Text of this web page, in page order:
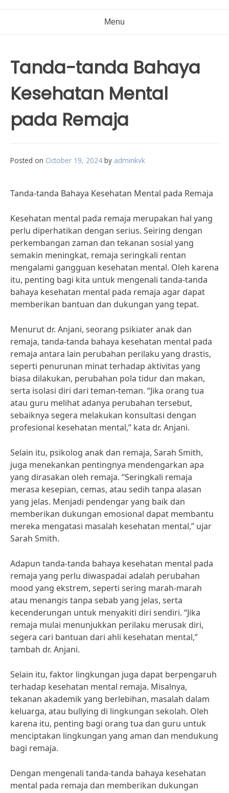
Menu
Tanda-tanda Bahaya
Kesehatan Mental
pada Remaja
Posted on October 19, 2024 by adminkvk
Tanda-tanda Bahaya Kesehatan Mental pada Remaja
Kesehatan mental pada remaja merupakan hal yang
perlu diperhatikan dengan serius. Seiring dengan
perkembangan zaman dan tekanan sosial yang
semakin meningkat, remaja seringkali rentan
mengalami gangguan kesehatan mental. Oleh karena
itu, penting bagi kita untuk mengenali tanda-tanda
bahaya kesehatan mental pada remaja agar dapat
memberikan bantuan dan dukungan yang tepat.
Menurut dr. Anjani, seorang psikiater anak dan
remaja, tanda-tanda bahaya kesehatan mental pada
remaja antara lain perubahan perilaku yang drastis,
seperti penurunan minat terhadap aktivitas yang
biasa dilakukan, perubahan pola tidur dan makan,
serta isolasi diri dari teman-teman. “Jika orang tua
atau guru melihat adanya perubahan tersebut,
sebaiknya segera melakukan konsultasi dengan
profesional kesehatan mental,” kata dr. Anjani.
Selain itu, psikolog anak dan remaja, Sarah Smith,
juga menekankan pentingnya mendengarkan apa
yang dirasakan oleh remaja. “Seringkali remaja
merasa kesepian, cemas, atau sedih tanpa alasan
yang jelas. Menjadi pendengar yang baik dan
memberikan dukungan emosional dapat membantu
mereka mengatasi masalah kesehatan mental,” ujar
Sarah Smith.
Adapun tanda-tanda bahaya kesehatan mental pada
remaja yang perlu diwaspadai adalah perubahan
mood yang ekstrem, seperti sering marah-marah
atau menangis tanpa sebab yang jelas, serta
kecenderungan untuk menyakiti diri sendiri. “Jika
remaja mulai menunjukkan perilaku merusak diri,
segera cari bantuan dari ahli kesehatan mental,”
tambah dr. Anjani.
Selain itu, faktor lingkungan juga dapat berpengaruh
terhadap kesehatan mental remaja. Misalnya,
tekanan akademik yang berlebihan, masalah dalam
keluarga, atau bullying di lingkungan sekolah. Oleh
karena itu, penting bagi orang tua dan guru untuk
menciptakan lingkungan yang aman dan mendukung
bagi remaja.
Dengan mengenali tanda-tanda bahaya kesehatan
mental pada remaja dan memberikan dukungan